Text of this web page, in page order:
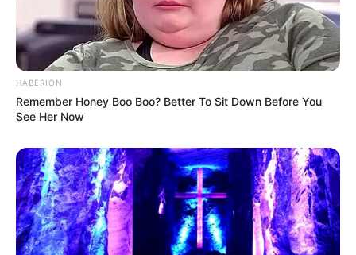
HABERION
Remember Honey Boo Boo? Better To Sit Down Before You
See Her Now